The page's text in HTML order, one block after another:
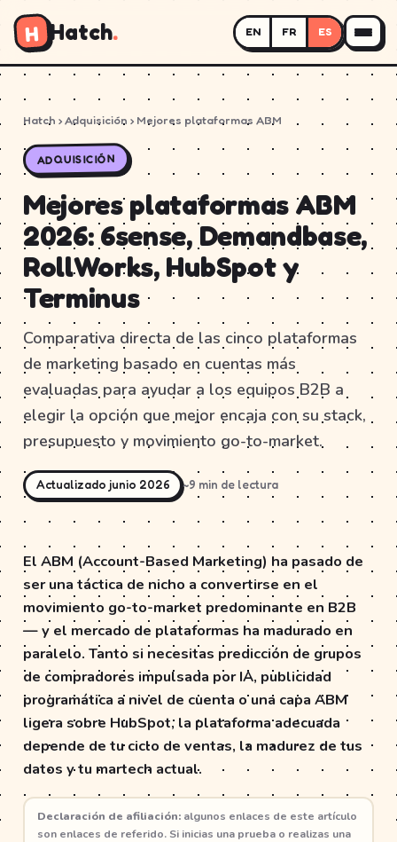
H Hatch. EN FR ES
Hatch › Adquisición › Mejores plataformas ABM
ADQUISICIÓN
Mejores plataformas ABM
2026: 6sense, Demandbase,
RollWorks, HubSpot y
Terminus
Comparativa directa de las cinco plataformas
de marketing basado en cuentas más
evaluadas para ayudar a los equipos B2B a
elegir la opción que mejor encaja con su stack,
presupuesto y movimiento go-to-market.
Actualizado junio 2026 ~9 min de lectura
El ABM (Account-Based Marketing) ha pasado de
ser una táctica de nicho a convertirse en el
movimiento go-to-market predominante en B2B
— y el mercado de plataformas ha madurado en
paralelo. Tanto si necesitas predicción de grupos
de compradores impulsada por IA, publicidad
programática a nivel de cuenta o una capa ABM
ligera sobre HubSpot, la plataforma adecuada
depende de tu ciclo de ventas, la madurez de tus
datos y tu martech actual.
Declaración de afiliación: algunos enlaces de este artículo
son enlaces de referido. Si inicias una prueba o realizas una